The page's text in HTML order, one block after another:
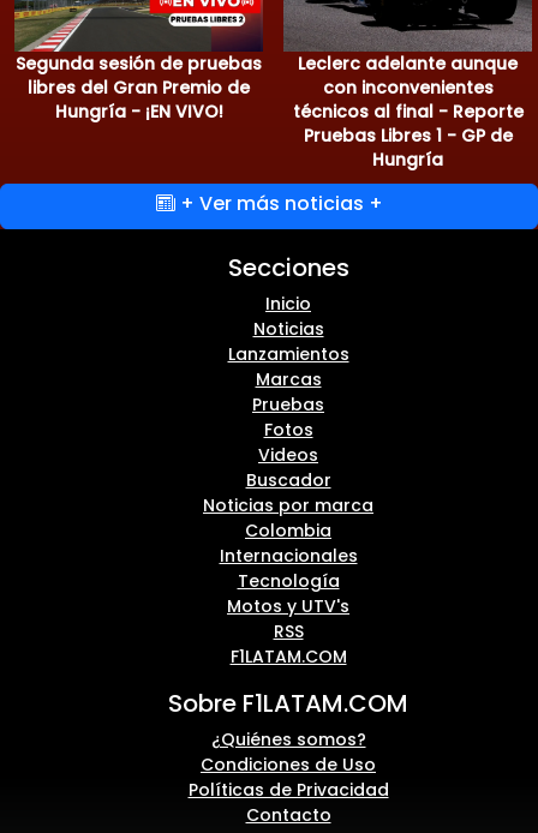
Segunda sesión de pruebas
libres del Gran Premio de
Hungría - ¡EN VIVO!
Leclerc adelante aunque
con inconvenientes
técnicos al final - Reporte
Pruebas Libres 1 - GP de
Hungría
+ Ver más noticias +
Secciones
Inicio
Noticias
Lanzamientos
Marcas
Pruebas
Fotos
Videos
Buscador
Noticias por marca
Colombia
Internacionales
Tecnología
Motos y UTV's
RSS
F1LATAM.COM
Sobre F1LATAM.COM
¿Quiénes somos?
Condiciones de Uso
Políticas de Privacidad
Contacto